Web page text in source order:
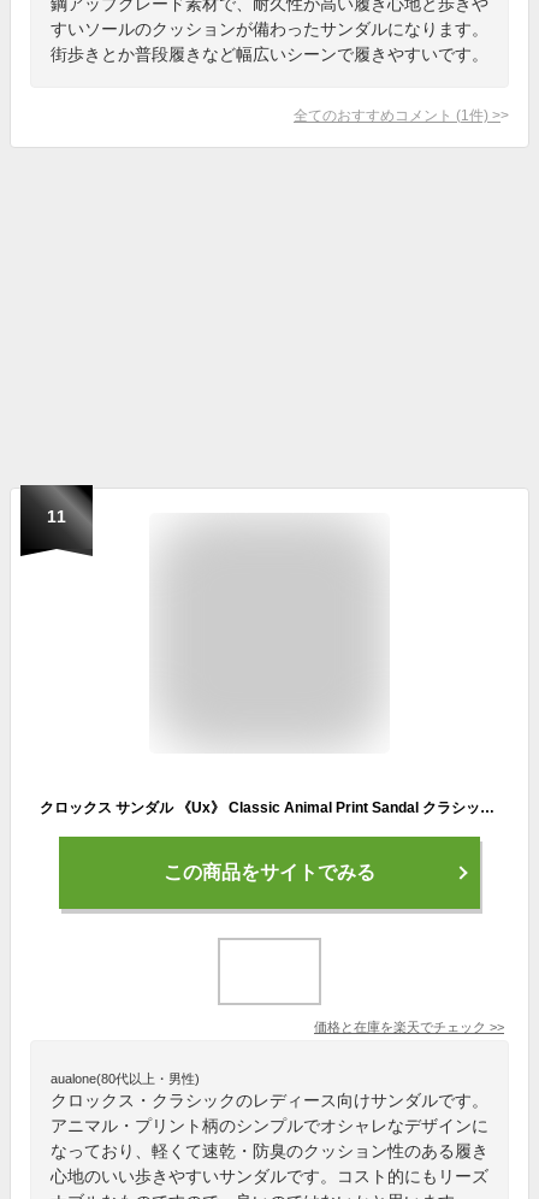
すいソールのクッションが備わったサンダルになります。
街歩きとか普段履きなど幅広いシーンで履きやすいです。
全てのおすすめコメント (1 件) >
11
クロックス サンダル 《Ux》 Classic Animal Print Sandal クラシック アニマル プリント サンダル 《メンズ靴 レディース靴》
この商品をサイトでみる
価格と在庫を楽天でチェック >>
aualone(80代以上・男性)
クロックス・クラシックのレディース向けサンダルです。
アニマル・プリント柄のシンプルでオシャレなデザインに
なっており、軽くて速乾・防臭のクッション性のある履き
心地のいい歩きやすいサンダルです。コスト的にもリーズ